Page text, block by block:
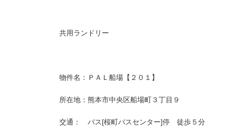
共用ランドリー
物件名：ＰＡＬ船場【２０１】
所在地：熊本市中央区船場町３丁目９
交通： バス[桜町バスセンター]停 徒歩５分